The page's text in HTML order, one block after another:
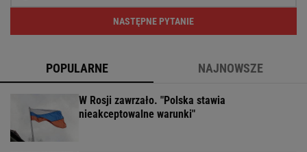
NASTĘPNE PYTANIE
POPULARNE NAJNOWSZE
W Rosji zawrzało. "Polska stawia
nieakceptowalne warunki"